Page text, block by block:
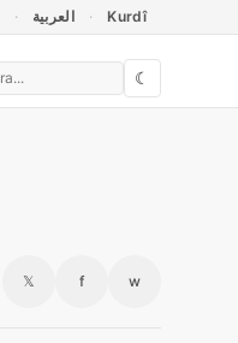
العربية Kurdî
☾
𝕏 f w